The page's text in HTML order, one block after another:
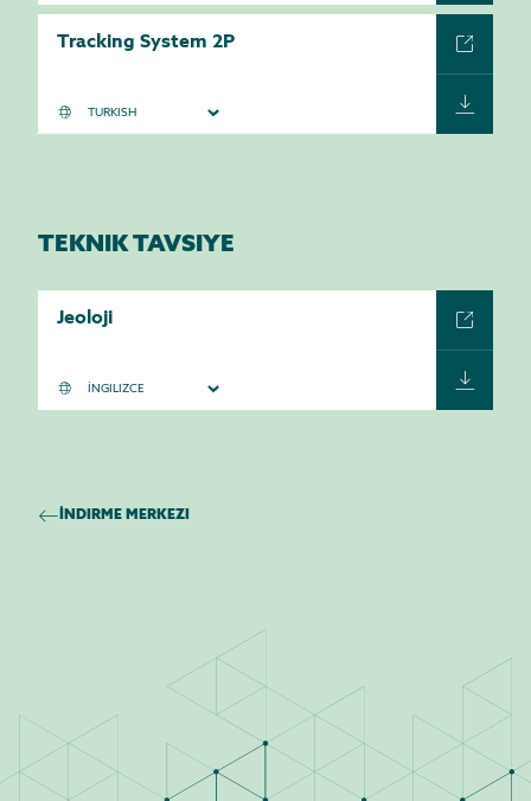
Tracking System 2P
TEKNIK TAVSIYE
Jeoloji
İNDIRME MERKEZI